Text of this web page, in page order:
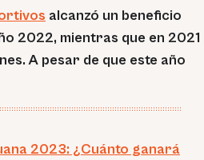
alcanzó un beneficio
2022, mientras que en 2021
A pesar de que este año
2023: ¿Cuánto ganará